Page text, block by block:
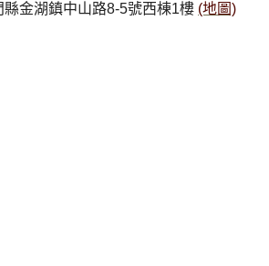
縣金湖鎮中山路8-5號西棟1樓 (地圖)